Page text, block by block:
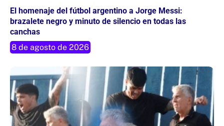
El homenaje del fútbol argentino a Jorge Messi:
brazalete negro y minuto de silencio en todas las
canchas
8 de agosto de 2026